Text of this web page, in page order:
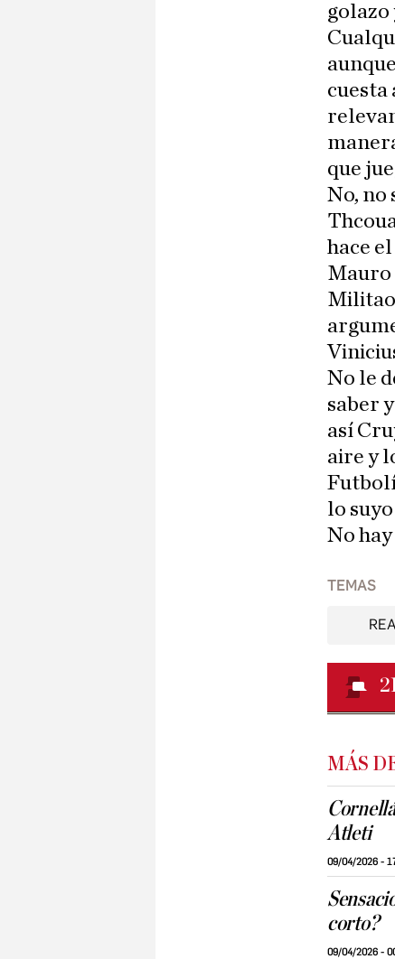
golazo
cuesta
que
No, no
hace
Mauro
Militao
No le
saber
así
aire y
lo
No hay
TEMAS
MÁS
Atleti
09/04/2026 -
corto?
09/04/2026 -